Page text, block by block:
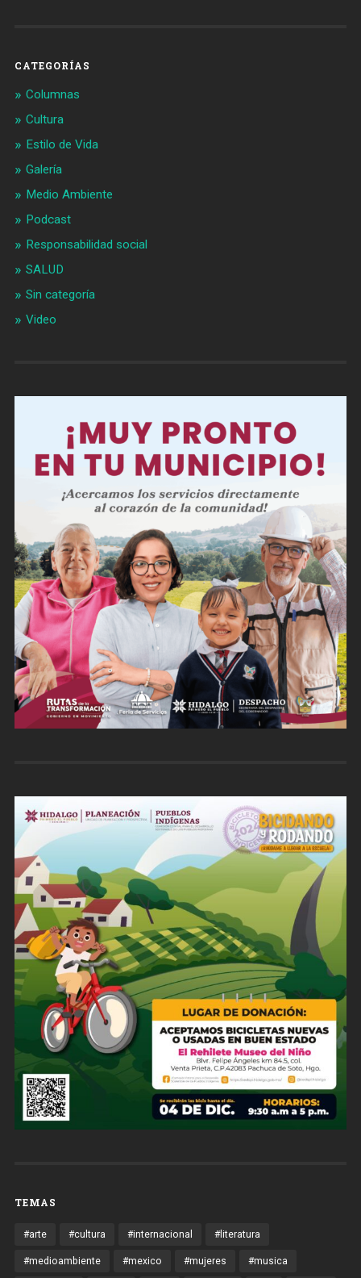
CATEGORÍAS
Columnas
Cultura
Estilo de Vida
Galería
Medio Ambiente
Podcast
Responsabilidad social
SALUD
Sin categoría
Video
TEMAS
#arte #cultura #internacional #literatura
#medioambiente #mexico #mujeres #musica